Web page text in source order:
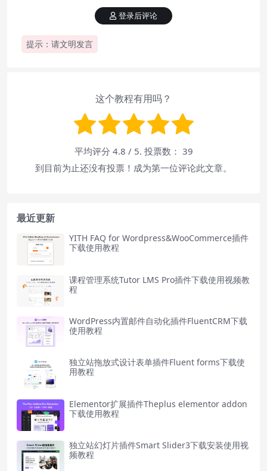
提示：请文明发言
登录后评论
这个教程有用吗？
平均评分 4.8 / 5. 投票数： 39
到目前为止还没有投票！成为第一位评论此文章。
最近更新
YITH FAQ for Wordpress&WooCommerce插件
下载使用教程
课程管理系统Tutor LMS Pro插件下载使用视频教
程
WordPress内置邮件自动化插件FluentCRM下载
使用教程
独立站拖放式设计表单插件Fluent forms下载使
用教程
Elementor扩展插件Theplus elementor addon
下载使用教程
独立站幻灯片插件Smart Slider3下载安装使用视
频教程